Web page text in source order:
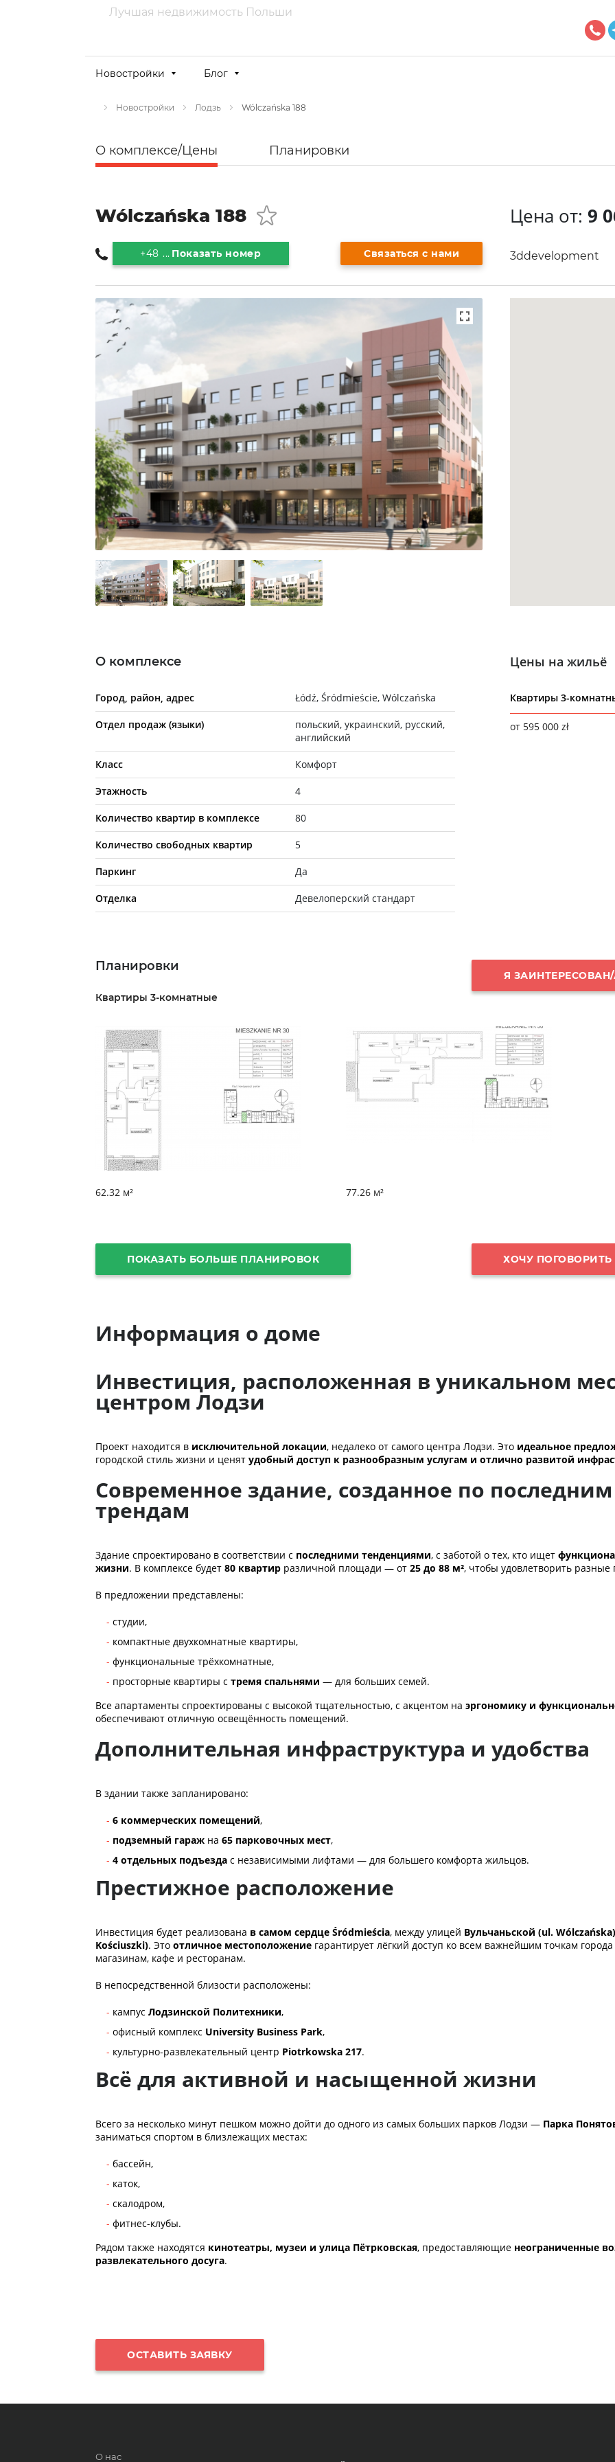
Лучшая недвижимость Польши
Новостройки Блог
Новостройки Лодзь Wólczańska 188
О комплексе/Цены Планировки
Wólczańska 188
+48 ... Показать номер Связаться с нами
Цена от: 9
3ddevelopment
О комплексе
Город, район, адрес Łódź, Śródmieście, Wólczańska
Отдел продаж (языки)
польский, украинский, русский,
английский
Класс Комфорт
Этажность 4
Количество квартир в комплексе 80
Количество свободных квартир 5
Паркинг Да
Отделка Девелоперский стандарт
Цены на жильё
Квартиры 3-
от 595 000 zł
Планировки
Я
Квартиры 3-комнатные
62.32 м² 77.26 м²
ПОКАЗАТЬ БОЛЬШЕ ПЛАНИРОВОК ХОЧУ ПОГОВОРИТЬ
Информация о доме
Инвестиция, расположенная в уникальном
центром Лодзи
Проект находится в исключительной локации, недалеко от самого центра Лодзи. Это идеальное
городской стиль жизни и ценят удобный доступ к разнообразным услугам и отлично развитой
Современное здание, созданное по
трендам
Здание спроектировано в соответствии с последними тенденциями, с заботой о тех, кто ищет
жизни. В комплексе будет 80 квартир различной площади — от 25 до 88 м², чтобы удовлетворить разные
В предложении представлены:
студии,
компактные двухкомнатные квартиры,
функциональные трёхкомнатные,
просторные квартиры с тремя спальнями — для больших семей.
Все апартаменты спроектированы с высокой тщательностью, с акцентом на эргономику и
обеспечивают отличную освещённость помещений.
Дополнительная инфраструктура и удобства
В здании также запланировано:
6 коммерческих помещений,
подземный гараж на 65 парковочных мест,
4 отдельных подъезда с независимыми лифтами — для большего комфорта жильцов.
Престижное расположение
Инвестиция будет реализована в самом сердце Śródmieścia, между улицей Вульчаньской (ul. Wólczańska)
Kościuszki). Это отличное местоположение гарантирует лёгкий доступ ко всем важнейшим точкам
магазинам, кафе и ресторанам.
В непосредственной близости расположены:
кампус Лодзинской Политехники,
офисный комплекс University Business Park,
культурно-развлекательный центр Piotrkowska 217.
Всё для активной и насыщенной жизни
Всего за несколько минут пешком можно дойти до одного из самых больших парков Лодзи — Парка
заниматься спортом в близлежащих местах:
бассейн,
каток,
скалодром,
фитнес-клубы.
Рядом также находятся кинотеатры, музеи и улица Пётрковская, предоставляющие неограниченные
развлекательного досуга.
ОСТАВИТЬ ЗАЯВКУ
О нас